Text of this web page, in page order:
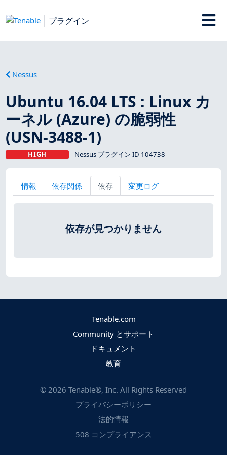
プラグイン
Nessus
Ubuntu 16.04 LTS : Linux カ
ーネル (Azure) の脆弱性
(USN-3488-1)
HIGH Nessus プラグイン ID 104738
情報 依存関係 依存 変更ログ
依存が見つかりません
Tenable.com
Community とサポート
ドキュメント
教育
© 2026 Tenable®, Inc. All Rights Reserved
プライバシーポリシー
法的情報
508 コンプライアンス